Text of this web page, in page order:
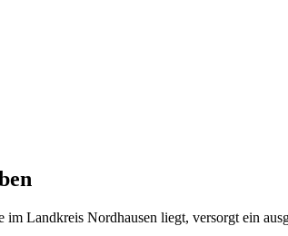
im Landkreis Nordhausen liegt, versorgt ein